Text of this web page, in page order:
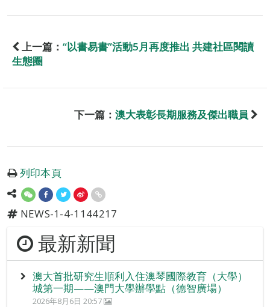
上一篇： “以書易書”活動5月再度推出 共建社區閱讀
生態圈
下一篇： 澳大表彰長期服務及傑出職員
列印本頁
NEWS-1-4-1144217
最新新聞
澳大首批研究生順利入住澳琴國際教育（大學）
城第一期——澳門大學辦學點（德智廣場）
2026年8月6日 20:57